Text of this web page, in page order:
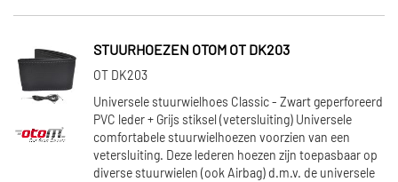
STUURHOEZEN OTOM OT DK203
OT DK203
Universele stuurwielhoes Classic - Zwart geperforeerd
PVC leder + Grijs stiksel (vetersluiting) Universele
comfortabele stuurwielhoezen voorzien van een
vetersluiting. Deze lederen hoezen zijn toepasbaar op
diverse stuurwielen (ook Airbag) d.m.v. de universele